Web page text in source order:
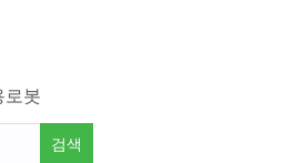
로봇